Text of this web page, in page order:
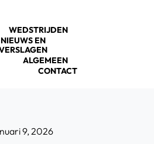
WEDSTRIJDEN
NIEUWS EN
ALGEMEEN
CONTACT
9, 2026